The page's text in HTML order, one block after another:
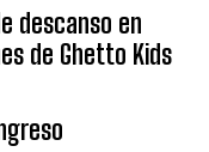
descanso en
de Ghetto Kids